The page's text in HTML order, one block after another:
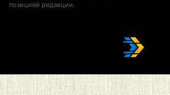
позицией редакции.